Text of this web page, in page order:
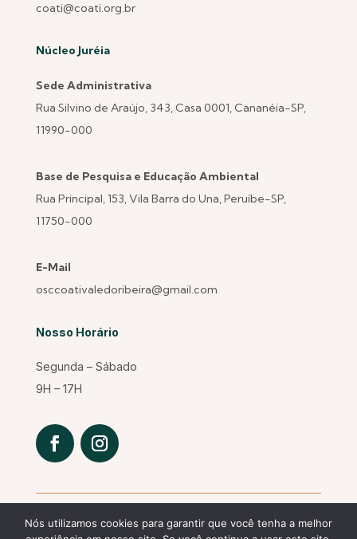
coati@coati.org.br
Núcleo Juréia
Sede Administrativa
Rua Silvino de Araújo, 343, Casa 0001, Cananéia-SP,
11990-000
Base de Pesquisa e Educação Ambiental
Rua Principal, 153, Vila Barra do Una, Peruíbe-SP,
11750-000
E-Mail
osccoativaledoribeira@gmail.com
Nosso Horário
Segunda – Sábado
9H – 17H
Copyright © 2026 Coati. Todos os direitos revervados.
Nós utilizamos cookies para garantir que você tenha a melhor